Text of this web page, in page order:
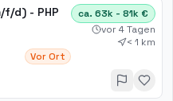
f/d) - PHP
Vor Ort
ca. 63k - 81k €
vor 4 Tagen
< 1 km